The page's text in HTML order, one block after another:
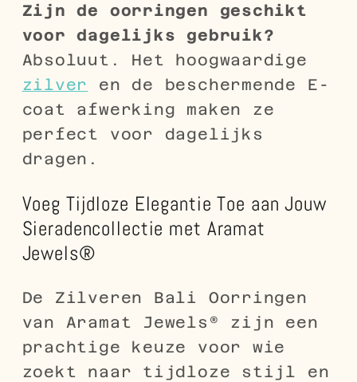
Zijn de oorringen geschikt
voor dagelijks gebruik?
Absoluut. Het hoogwaardige
zilver en de beschermende E-
coat afwerking maken ze
perfect voor dagelijks
dragen.
Voeg Tijdloze Elegantie Toe aan Jouw
Sieradencollectie met Aramat
Jewels®
De Zilveren Bali Oorringen
van Aramat Jewels® zijn een
prachtige keuze voor wie
zoekt naar tijdloze stijl en